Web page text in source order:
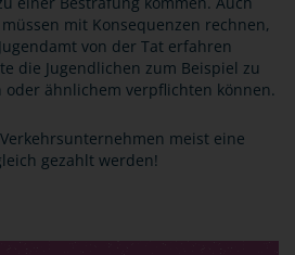
mit Konsequenzen rechnen,
von der Tat erfahren
die Jugendlichen zum Beispiel zu
ähnlichem verpflichten können.
meist eine
gezahlt werden!